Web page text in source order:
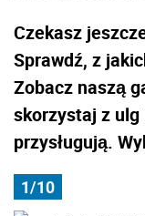
Czekasz
Sprawdź, z
Zobacz naszą
skorzystaj z
przysługują.
1/10